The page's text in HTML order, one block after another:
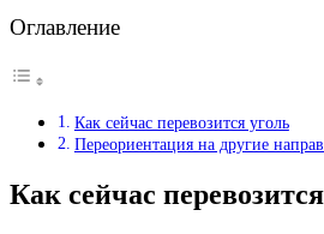
Оглавление
Как сейчас перевозится уголь
Переориентация на другие
Как сейчас